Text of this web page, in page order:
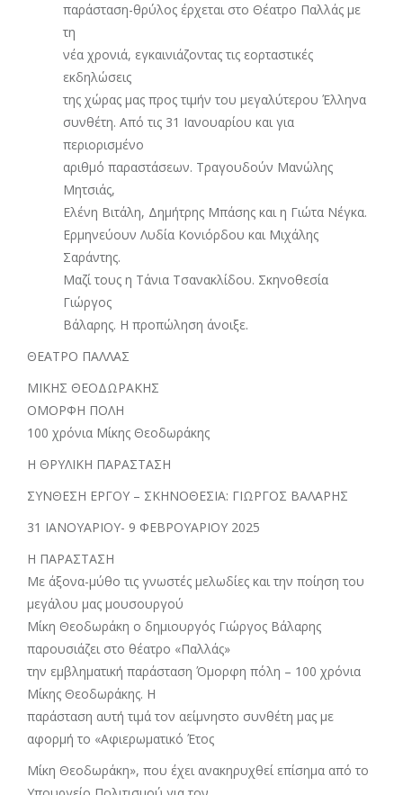
παράσταση-θρύλος έρχεται στο Θέατρο Παλλάς με
τη
νέα χρονιά, εγκαινιάζοντας τις εορταστικές
εκδηλώσεις
της χώρας μας προς τιμήν του μεγαλύτερου Έλληνα
συνθέτη. Από τις 31 Ιανουαρίου και για
περιορισμένο
αριθμό παραστάσεων. Τραγουδούν Μανώλης
Μητσιάς,
Ελένη Βιτάλη, Δημήτρης Μπάσης και η Γιώτα Νέγκα.
Ερμηνεύουν Λυδία Κονιόρδου και Μιχάλης
Σαράντης.
Μαζί τους η Τάνια Τσανακλίδου. Σκηνοθεσία
Γιώργος
Βάλαρης. Η προπώληση άνοιξε.
ΘΕΑΤΡΟ ΠΑΛΛΑΣ
ΜΙΚΗΣ ΘΕΟΔΩΡΑΚΗΣ
ΟΜΟΡΦΗ ΠΟΛΗ
100 χρόνια Μίκης Θεοδωράκης
Η ΘΡΥΛΙΚΗ ΠΑΡΑΣΤΑΣΗ
ΣΥΝΘΕΣΗ ΕΡΓΟΥ – ΣΚΗΝΟΘΕΣΙΑ: ΓΙΩΡΓΟΣ ΒΑΛΑΡΗΣ
31 IANOYAΡIOY- 9 ΦΕΒΡΟΥΑΡΙΟΥ 2025
Η ΠΑΡΑΣΤΑΣΗ
Με άξονα-μύθο τις γνωστές μελωδίες και την ποίηση του
μεγάλου μας μουσουργού
Μίκη Θεοδωράκη ο δημιουργός Γιώργος Βάλαρης
παρουσιάζει στο θέατρο «Παλλάς»
την εμβληματική παράσταση Όμορφη πόλη – 100 χρόνια
Μίκης Θεοδωράκης. Η
παράσταση αυτή τιμά τον αείμνηστο συνθέτη μας με
αφορμή το «Αφιερωματικό Έτος
Μίκη Θεοδωράκη», που έχει ανακηρυχθεί επίσημα από το